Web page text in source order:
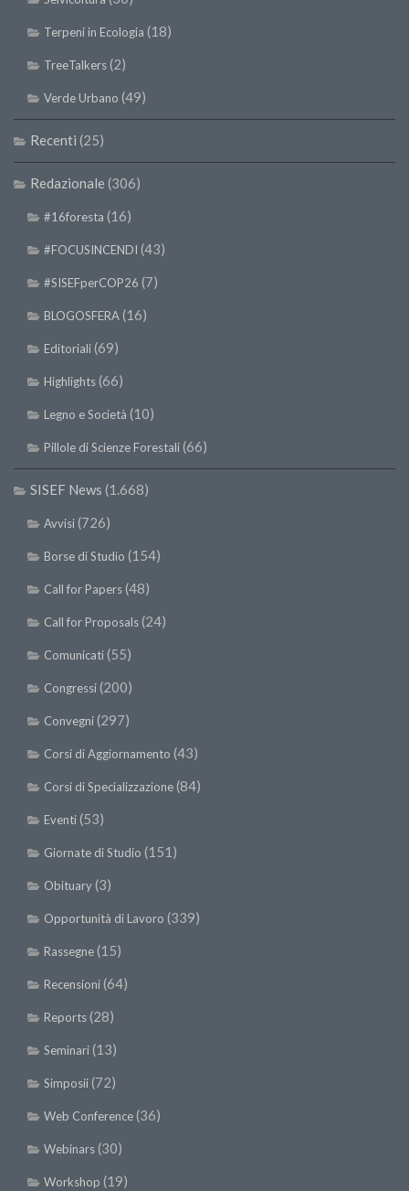
Terpeni in Ecologia (18)
TreeTalkers(2)
Verde Urbano (49)
Recenti (25)
Redazionale (306)
#16foresta (16)
#FOCUSINCENDI (43)
#SISEFperCOP26 (7)
BLOGOSFERA(16)
Editoriali(69)
Highlights(66)
Legno e Società (10)
Pillole di Scienze Forestali(66)
SISEF News (1.668)
Avvisi(726)
Borse di Studio (154)
Call for Papers(48)
Call for Proposals(24)
Comunicati(55)
Congressi(200)
Convegni(297)
Corsi di Aggiornamento (43)
Corsi di Specializzazione(84)
Eventi(53)
Giornate di Studio (151)
Obituary(3)
Opportunità di Lavoro (339)
Rassegne(15)
Recensioni(64)
Reports(28)
Seminari(13)
Simposii(72)
Web Conference(36)
Webinars(30)
Workshop (19)